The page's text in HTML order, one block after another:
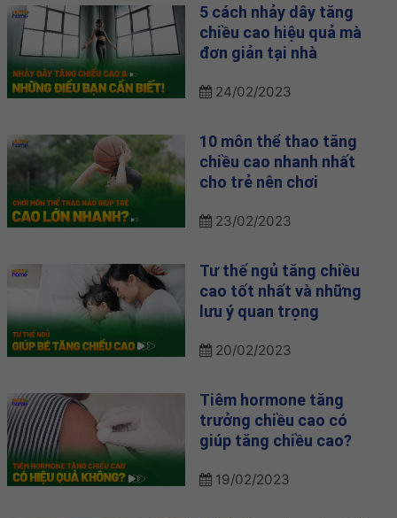
5 cách nhảy dây tăng
chiều cao hiệu quả mà
đơn giản tại nhà
24/02/2023
10 môn thể thao tăng
chiều cao nhanh nhất
cho trẻ nên chơi
23/02/2023
Tư thế ngủ tăng chiều
cao tốt nhất và những
lưu ý quan trọng
20/02/2023
Tiêm hormone tăng
trưởng chiều cao có
giúp tăng chiều cao?
19/02/2023